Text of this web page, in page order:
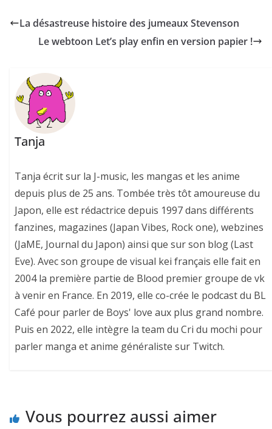
La désastreuse histoire des jumeaux Stevenson
Le webtoon Let’s play enfin en version papier !
Tanja
Tanja écrit sur la J-music, les mangas et les anime
depuis plus de 25 ans. Tombée très tôt amoureuse du
Japon, elle est rédactrice depuis 1997 dans différents
fanzines, magazines (Japan Vibes, Rock one), webzines
(JaME, Journal du Japon) ainsi que sur son blog (Last
Eve). Avec son groupe de visual kei français elle fait en
2004 la première partie de Blood premier groupe de vk
à venir en France. En 2019, elle co-crée le podcast du BL
Café pour parler de Boys' love aux plus grand nombre.
Puis en 2022, elle intègre la team du Cri du mochi pour
parler manga et anime généraliste sur Twitch.
Vous pourrez aussi aimer